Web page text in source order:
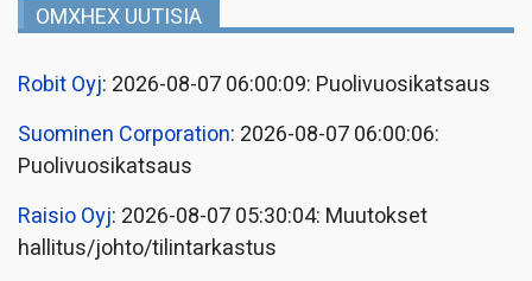
OMXHEX UUTISIA
Robit Oyj: 2026-08-07 06:00:09: Puolivuosikatsaus
Suominen Corporation: 2026-08-07 06:00:06:
Puolivuosikatsaus
Raisio Oyj: 2026-08-07 05:30:04: Muutokset
hallitus/johto/tilintarkastus